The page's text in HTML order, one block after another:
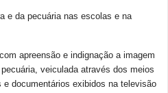
e da pecuária nas escolas e na
apreensão e indignação a imagem
veiculada através dos meios
documentários exibidos na televisão